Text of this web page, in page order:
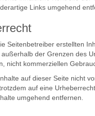
Links umgehend
Seitenbetreiber erstellten
der Grenzen des
nicht kommerziellen
auf dieser Seite nicht
auf eine
umgehend entfernen.